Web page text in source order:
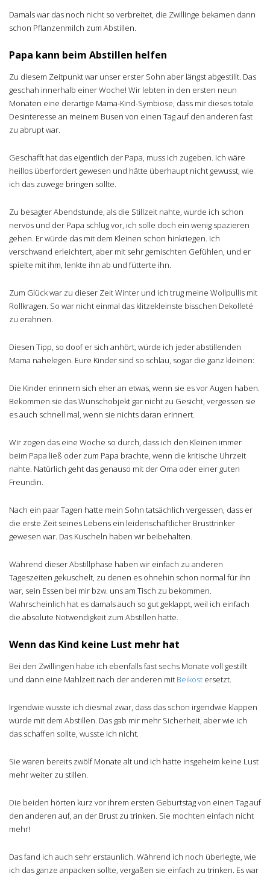
Damals war das noch nicht so verbreitet, die Zwillinge bekamen dann
schon Pflanzenmilch zum Abstillen.
Papa kann beim Abstillen helfen
Zu diesem Zeitpunkt war unser erster Sohn aber längst abgestillt. Das
geschah innerhalb einer Woche! Wir lebten in den ersten neun
Monaten eine derartige Mama-Kind-Symbiose, dass mir dieses totale
Desinteresse an meinem Busen von einen Tag auf den anderen fast
zu abrupt war.
Geschafft hat das eigentlich der Papa, muss ich zugeben. Ich wäre
heillos überfordert gewesen und hätte überhaupt nicht gewusst, wie
ich das zuwege bringen sollte.
Zu besagter Abendstunde, als die Stillzeit nahte, wurde ich schon
nervös und der Papa schlug vor, ich solle doch ein wenig spazieren
gehen. Er würde das mit dem Kleinen schon hinkriegen. Ich
verschwand erleichtert, aber mit sehr gemischten Gefühlen, und er
spielte mit ihm, lenkte ihn ab und fütterte ihn.
Zum Glück war zu dieser Zeit Winter und ich trug meine Wollpullis mit
Rollkragen. So war nicht einmal das klitzekleinste bisschen Dekolleté
zu erahnen.
Diesen Tipp, so doof er sich anhört, würde ich jeder abstillenden
Mama nahelegen. Eure Kinder sind so schlau, sogar die ganz kleinen:
Die Kinder erinnern sich eher an etwas, wenn sie es vor Augen haben.
Bekommen sie das Wunschobjekt gar nicht zu Gesicht, vergessen sie
es auch schnell mal, wenn sie nichts daran erinnert.
Wir zogen das eine Woche so durch, dass ich den Kleinen immer
beim Papa ließ oder zum Papa brachte, wenn die kritische Uhrzeit
nahte. Natürlich geht das genauso mit der Oma oder einer guten
Freundin.
Nach ein paar Tagen hatte mein Sohn tatsächlich vergessen, dass er
die erste Zeit seines Lebens ein leidenschaftlicher Brusttrinker
gewesen war. Das Kuscheln haben wir beibehalten.
Während dieser Abstillphase haben wir einfach zu anderen
Tageszeiten gekuschelt, zu denen es ohnehin schon normal für ihn
war, sein Essen bei mir bzw. uns am Tisch zu bekommen.
Wahrscheinlich hat es damals auch so gut geklappt, weil ich einfach
die absolute Notwendigkeit zum Abstillen hatte.
Wenn das Kind keine Lust mehr hat
Bei den Zwillingen habe ich ebenfalls fast sechs Monate voll gestillt
und dann eine Mahlzeit nach der anderen mit Beikost ersetzt.
Irgendwie wusste ich diesmal zwar, dass das schon irgendwie klappen
würde mit dem Abstillen. Das gab mir mehr Sicherheit, aber wie ich
das schaffen sollte, wusste ich nicht.
Sie waren bereits zwölf Monate alt und ich hatte insgeheim keine Lust
mehr weiter zu stillen.
Die beiden hörten kurz vor ihrem ersten Geburtstag von einen Tag auf
den anderen auf, an der Brust zu trinken. Sie mochten einfach nicht
mehr!
Das fand ich auch sehr erstaunlich. Während ich noch überlegte, wie
ich das ganze anpacken sollte, vergaßen sie einfach zu trinken. Es war